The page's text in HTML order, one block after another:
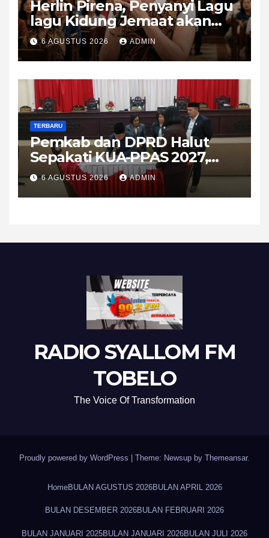
Herlin Pirena, Penyanyi Lagu
lagu Kidung Jemaat akan
KKR 2 malam di Tobelo
6 AGUSTUS 2026 ADMIN
TERBARU
Pemkab dan DPRD Halut
Sepakati KUA-PPAS 2027,
APBD Diproyeksikan Tembus
Rp1,08 Triliun
6 AGUSTUS 2026 ADMIN
RADIO SYALLOM FM
TOBELO
The Voice Of Transformation
Proudly powered by WordPress Theme: Newsup by Themeansar.
HomeBULAN AGUSTUS 2026BULAN APRIL 2026
BULAN DESEMBER 2026BULAN FEBRUARI 2026
BULAN JANUARI 2025BULAN JANUARI 2026BULAN JULI 2026